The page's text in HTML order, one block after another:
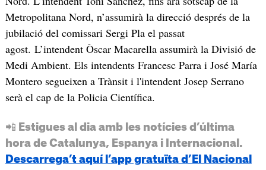
Metropolitana Nord, n’assumirà la direcció després de la
jubilació del comissari Sergi Pla el passat
agost. L’intendent Òscar Macarella assumirà la Divisió de
Medi Ambient. Els intendents Francesc Parra i José María
Montero segueixen a Trànsit i l'intendent Josep Serrano
serà el cap de la Policia Científica.
📲 Estigues al dia amb les notícies d’última
hora de Catalunya, Espanya i Internacional.
Descarrega’t aquí l’app gratuïta d’El Nacional